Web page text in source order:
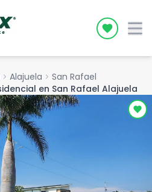
Icon
chevron_right Alajuela chevron_right San Rafael
en San Rafael Alajuela